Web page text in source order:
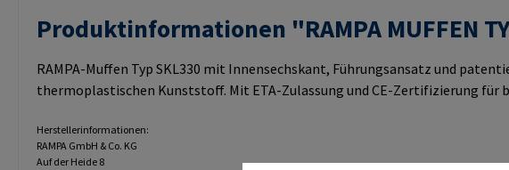
Produktinformationen "RAMPA MUFFEN
RAMPA-Muffen Typ SKL330 mit Innensechskant, Führungsansatz und
thermoplastischen Kunststoff. Mit ETA-Zulassung und CE-Zertifizierung für
Herstellerinformationen:
RAMPA GmbH & Co. KG
Auf der Heide 8